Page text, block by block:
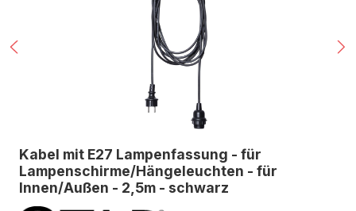
Kabel mit E27 Lampenfassung - für
Lampenschirme/Hängeleuchten - für
Innen/Außen - 2,5m - schwarz